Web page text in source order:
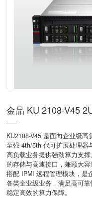
金品 KU 2108-V45
KU2108-V45 是面向企业级
至强 4th/5th 代可扩展处理器
高负载业务提供强劲算力支
的存储与高速接口，兼顾大
搭配 IPMI 远程管理模块，是
各类企业级业务，满足高可
稳定高效的算力保障。